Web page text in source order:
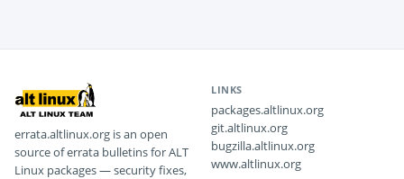
errata.altlinux.org is an open
source of errata bulletins for ALT
Linux packages — security fixes,
LINKS
packages.altlinux.org
git.altlinux.org
bugzilla.altlinux.org
www.altlinux.org